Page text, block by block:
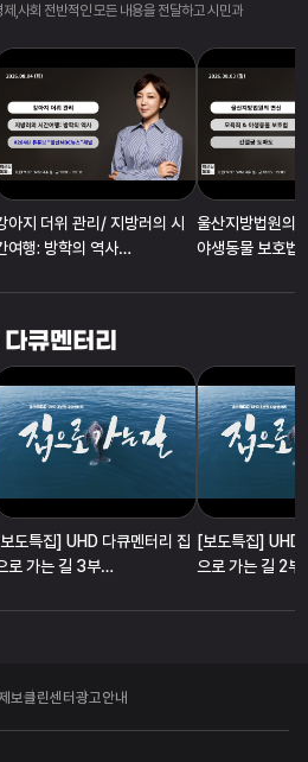
,사회 전반적인 모든 내용을 전달하고 시민과
아지 더위 관리/ 지방러의 시
여행: 방학의 역사
/ 울산MBC 라디오)
울산지방법원의
야생동물 보호법
톡/ 울산MBC 라
큐멘터리
도특집] UHD 다큐멘터리 집
로 가는 길 3부
[보도특집] UHD
으로 가는 길 2
보클린센터광고안내